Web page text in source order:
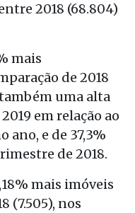
2018 (68.804)
mais
de 2018
também uma alta
em relação ao
e de 37,3%
de 2018.
mais imóveis
(7.505), nos